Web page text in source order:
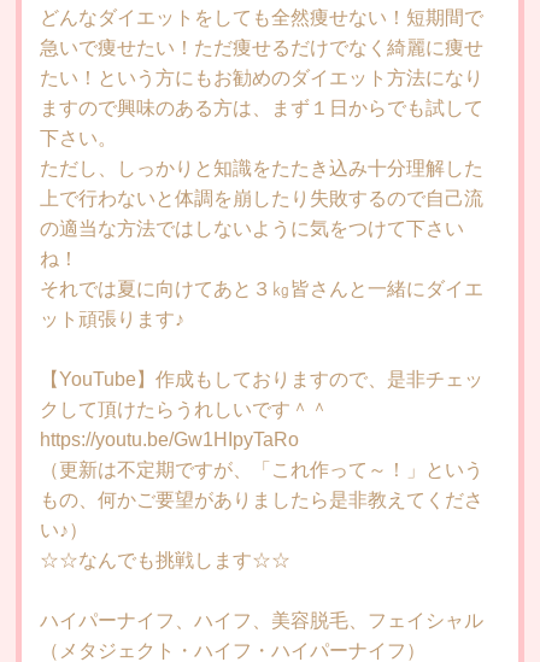
どんなダイエットをしても全然痩せない！短期間で
急いで痩せたい！ただ痩せるだけでなく綺麗に痩せ
たい！という方にもお勧めのダイエット方法になり
ますので興味のある方は、まず１日からでも試して
下さい。
ただし、しっかりと知識をたたき込み十分理解した
上で行わないと体調を崩したり失敗するので自己流
の適当な方法ではしないように気をつけて下さい
ね！
それでは夏に向けてあと３㎏皆さんと一緒にダイエ
ット頑張ります♪
【YouTube】作成もしておりますので、是非チェッ
クして頂けたらうれしいです＾＾
https://youtu.be/Gw1HIpyTaRo
（更新は不定期ですが、「これ作って～！」という
もの、何かご要望がありましたら是非教えてくださ
い♪）
☆☆なんでも挑戦します☆☆
ハイパーナイフ、ハイフ、美容脱毛、フェイシャル
（メタジェクト・ハイフ・ハイパーナイフ）